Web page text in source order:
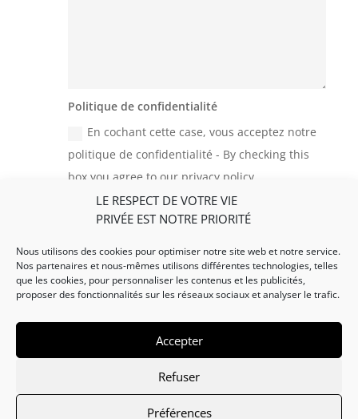
LE RESPECT DE VOTRE VIE
PRIVÉE EST NOTRE PRIORITÉ
Nous utilisons des cookies pour optimiser notre site web et notre service.
Nos partenaires et nous-mêmes utilisons différentes technologies, telles
que les cookies, pour personnaliser les contenus et les publicités,
proposer des fonctionnalités sur les réseaux sociaux et analyser le trafic.
Accepter
Refuser
Préférences
Politique de confidentialité
En cochant cette case, vous acceptez notre
politique de confidentialité - By checking this
box you agree to our privacy policy
10 + 8= Envoyer - Submit
Copyright © 2026Mas Dujau - Gîtes en
Développé parSTUDIOS H2G